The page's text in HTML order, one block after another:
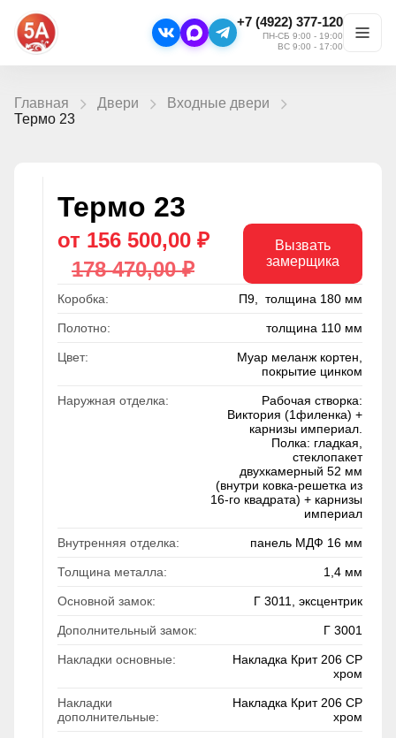
+7 (4922) 377-120
ПН-СБ 9:00 - 19:00
ВС 9:00 - 17:00
Главная Двери
Входные двери
Термо 23
Термо 23
от 156 500,00 ₽
178 470,00 ₽
Вызвать
замерщика
Коробка: П9, толщина 180 мм
Полотно: толщина 110 мм
Цвет:
Муар меланж кортен,
покрытие цинком
Наружная отделка:
Рабочая створка:
Виктория (1филенка) +
карнизы империал.
Полка: гладкая,
стеклопакет
двухкамерный 52 мм
(внутри ковка-решетка из
16-го квадрата) + карнизы
империал
Внутренняя отделка: панель МДФ 16 мм
Толщина металла: 1,4 мм
Основной замок: Г 3011, эксцентрик
Дополнительный замок: Г 3001
Накладки основные:
Накладка Крит 206 СР
хром
Накладки
дополнительные:
Накладка Крит 206 СР
хром